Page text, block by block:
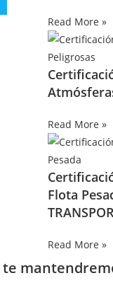
Read More »
Read More »
Flota
Read More »
te